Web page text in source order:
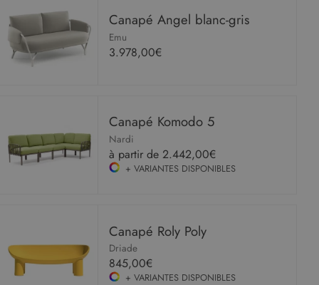
Canapé Angel blanc-gris
Emu
3.978,00€
Canapé Komodo 5
Nardi
à partir de2.442,00€
+ VARIANTES DISPONIBLES
Canapé Roly Poly
Driade
845,00€
+ VARIANTES DISPONIBLES